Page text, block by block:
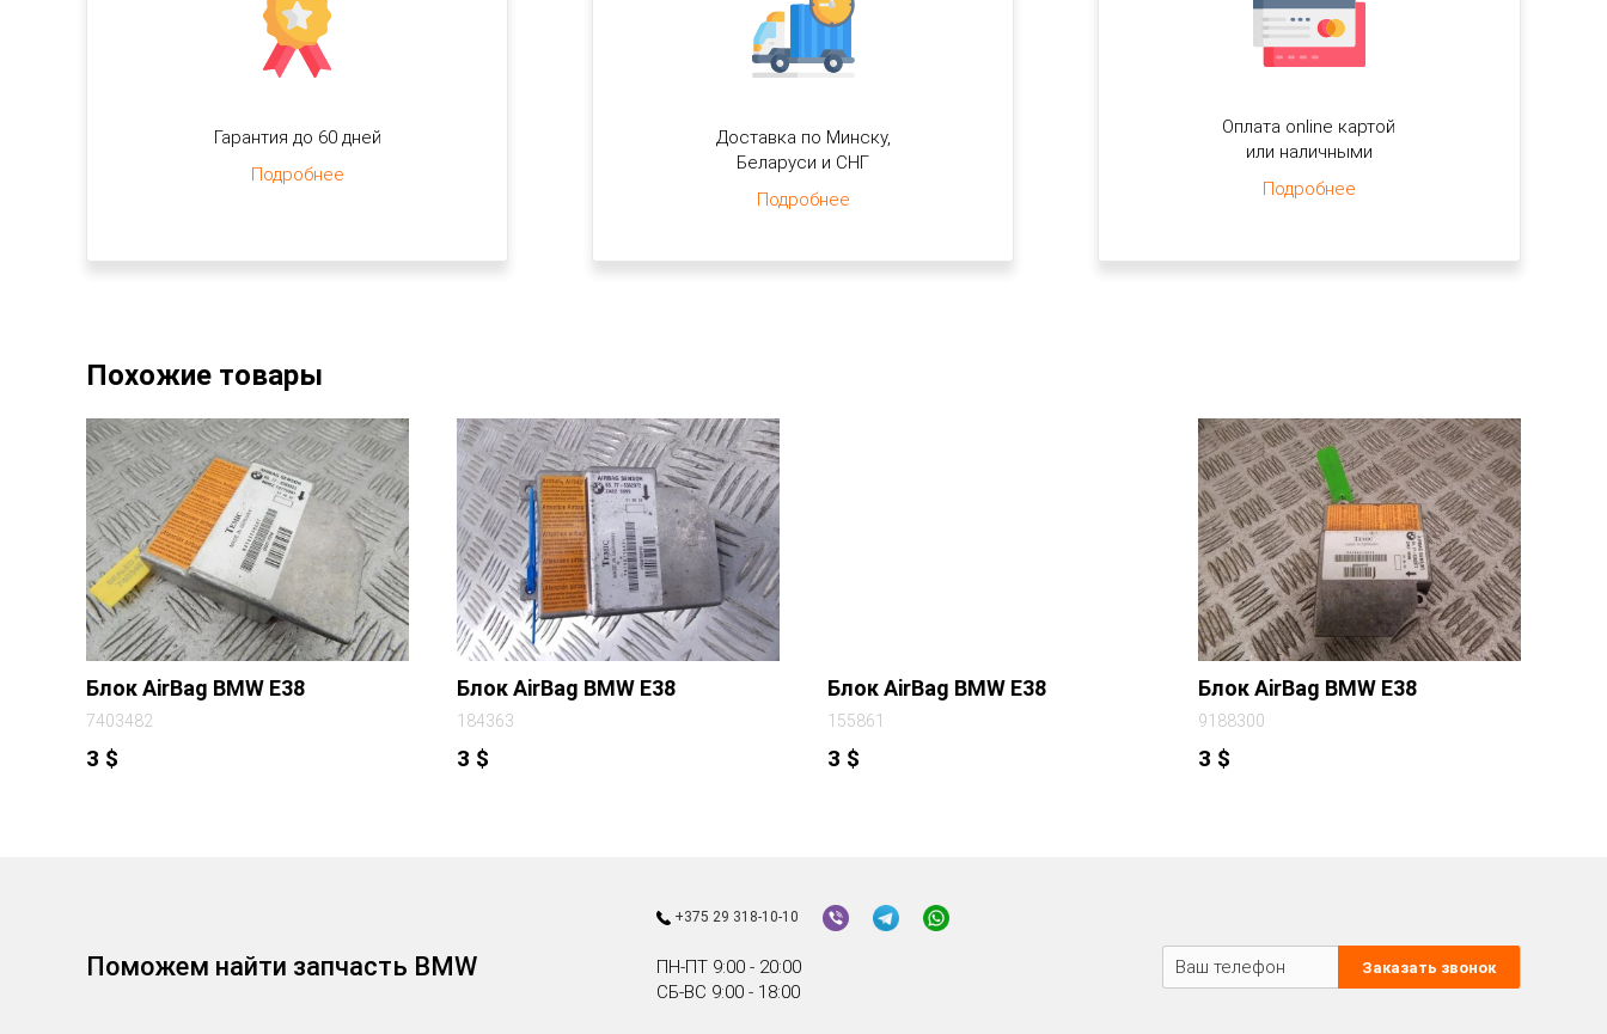
Гарантия до 60 дней
Подробнее
Доставка по Минску,
Беларуси и СНГ
Подробнее
Оплата online картой
или наличными
Подробнее
Похожие товары
Блок AirBag BMW E38
7403482
3 $
Блок AirBag BMW E38
184363
3 $
Блок AirBag BMW E38
155861
3 $
Блок AirBag BMW E38
9188300
3 $
Поможем найти запчасть BMW
+375 29 318-10-10
ПН-ПТ 9:00 - 20:00
СБ-ВС 9:00 - 18:00
Заказать звонок